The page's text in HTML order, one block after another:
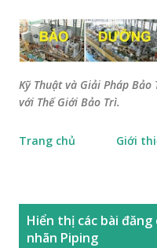
Chuyển
Kỹ Thuật và Giải Pháp
với Thế Giới Bảo Trì.
Trang chủ Giới
Hiển thị các bài đăng
nhãn Piping